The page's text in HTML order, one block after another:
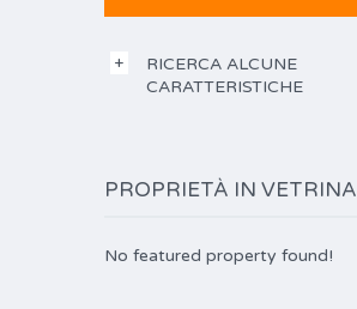
RICERCA ALCUNE
CARATTERISTICHE
PROPRIETÀ IN VETRINA
No featured property found!